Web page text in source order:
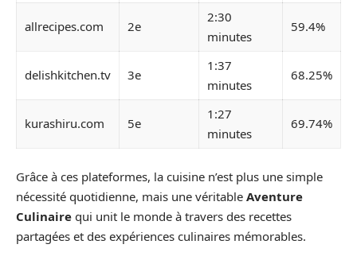
allrecipes.com 2e
2:30
minutes
59.4%
delishkitchen.tv 3e
1:37
minutes
68.25%
kurashiru.com 5e
1:27
minutes
69.74%
Grâce à ces plateformes, la cuisine n’est plus une simple
nécessité quotidienne, mais une véritable Aventure
Culinaire qui unit le monde à travers des recettes
partagées et des expériences culinaires mémorables.